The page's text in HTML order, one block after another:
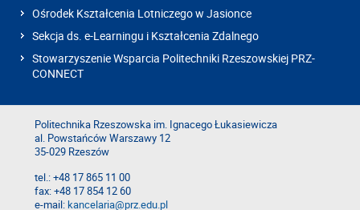
Ośrodek Kształcenia Lotniczego w Jasionce
Sekcja ds. e-Learningu i Kształcenia Zdalnego
Stowarzyszenie Wsparcia Politechniki Rzeszowskiej PRZ-
CONNECT
Politechnika Rzeszowska im. Ignacego Łukasiewicza
al. Powstańców Warszawy 12
35-029 Rzeszów
tel.: +48 17 865 11 00
fax: +48 17 854 12 60
e-mail:kancelaria@prz.edu.pl